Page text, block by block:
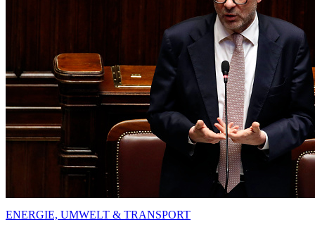
ENERGIE, UMWELT & TRANSPORT